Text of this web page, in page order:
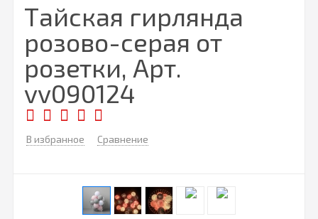
Тайская гирлянда
розово-серая от
розетки, Арт.
vv090124
В избранное Сравнение